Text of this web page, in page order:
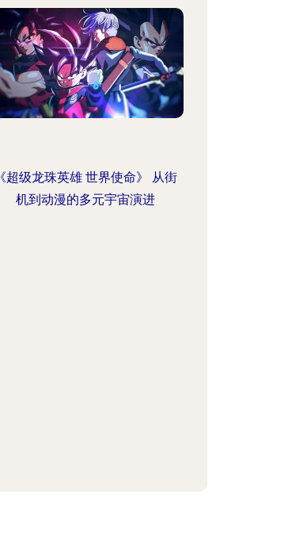
《超级龙珠英雄 世界使命》 从街
机到动漫的多元宇宙演进